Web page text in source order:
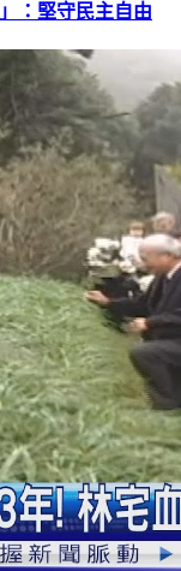
：堅守民主自由